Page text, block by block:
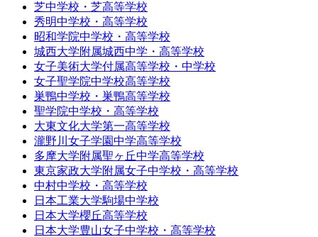
芝中学校・芝高等学校
秀明中学校・高等学校
昭和学院中学校・高等学校
城西大学附属城西中学・高等学校
女子美術大学付属高等学校・中学校
女子聖学院中学校高等学校
巣鴨中学校・巣鴨高等学校
聖学院中学校・高等学校
大東文化大学第一高等学校
瀧野川女子学園中学高等学校
多摩大学附属聖ヶ丘中学高等学校
東京家政大学附属女子中学校・高等学校
中村中学校・高等学校
日本工業大学駒場中学校
日本大学櫻丘高等学校
日本大学豊山女子中学校・高等学校